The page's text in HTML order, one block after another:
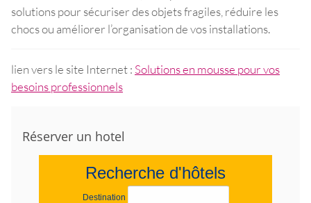
solutions pour sécuriser des objets fragiles, réduire les
chocs ou améliorer l’organisation de vos installations.
lien vers le site Internet : Solutions en mousse pour vos
besoins professionnels
Réserver un hotel
Recherche d'hôtels
Destination